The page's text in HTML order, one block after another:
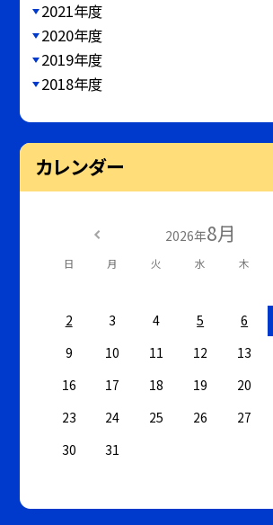
2021年度
2020年度
2019年度
2018年度
カレンダー
2026年8月
日 月 火 水 木
2
3 4 5 6
9
10 11 12 13
16
17 18 19 20
23
24 25 26 27
30
31